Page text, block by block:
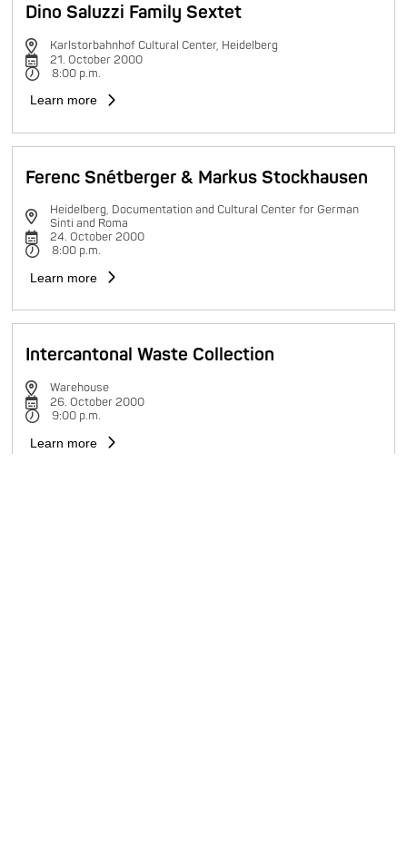
Dino Saluzzi Family Sextet
Karlstorbahnhof Cultural Center, Heidelberg
21. October 2000
8:00 p.m.
Learn more
Ferenc Snétberger & Markus Stockhausen
Heidelberg, Documentation and Cultural Center for German
Sinti and Roma
24. October 2000
8:00 p.m.
Learn more
Intercantonal Waste Collection
Warehouse
26. October 2000
9:00 p.m.
Learn more